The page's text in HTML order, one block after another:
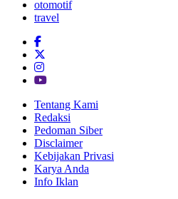
otomotif
travel
Tentang Kami
Redaksi
Pedoman Siber
Disclaimer
Kebijakan Privasi
Karya Anda
Info Iklan